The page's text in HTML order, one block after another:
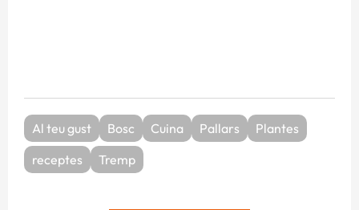
Al teu gust Bosc Cuina Pallars
Plantes
receptes
Tremp